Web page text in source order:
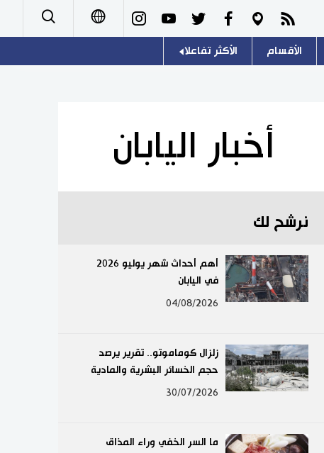
الأقسام
تجارب وآراء
سياسة
اقتصاد
مجتمع
ثقافة
طوكيو
الأكثر تفاعلا
هو وهي
المطبخ الياباني
أخبار اليابان
نرشح لك
أهم أحداث شهر يوليو 2026
في اليابان
04/08/2026
زلزال كوماموتو.. تقرير يرصد
حجم الخسائر البشرية والمادية
30/07/2026
ما السر الخفي وراء المذاق